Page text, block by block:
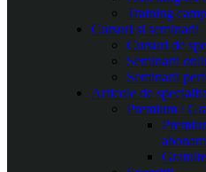
Training
Cursuri și seminarii
Cursuri de
Seminarii
Seminarii
Articole de
Premium /
Gratuite